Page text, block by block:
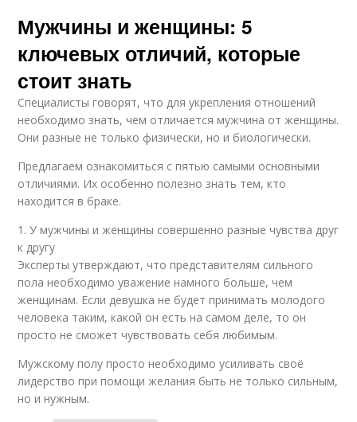
Мужчины и женщины: 5
ключевых отличий, которые
стоит знать
Специалисты говорят, что для укрепления отношений
необходимо знать, чем отличается мужчина от женщины.
Они разные не только физически, но и биологически.
Предлагаем ознакомиться с пятью самыми основными
отличиями. Их особенно полезно знать тем, кто
находится в браке.
1. У мужчины и женщины совершенно разные чувства друг
к другу
Эксперты утверждают, что представителям сильного
пола необходимо уважение намного больше, чем
женщинам. Если девушка не будет принимать молодого
человека таким, какой он есть на самом деле, то он
просто не сможет чувствовать себя любимым.
Мужскому полу просто необходимо усиливать своё
лидерство при помощи желания быть не только сильным,
но и нужным.